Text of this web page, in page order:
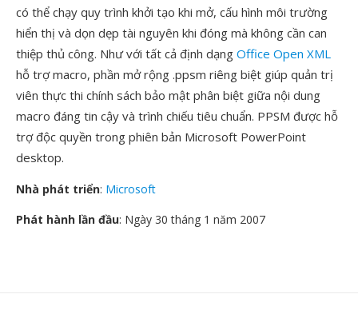
có thể chạy quy trình khởi tạo khi mở, cấu hình môi trường
hiển thị và dọn dẹp tài nguyên khi đóng mà không cần can
thiệp thủ công. Như với tất cả định dạng Office Open XML
hỗ trợ macro, phần mở rộng .ppsm riêng biệt giúp quản trị
viên thực thi chính sách bảo mật phân biệt giữa nội dung
macro đáng tin cậy và trình chiếu tiêu chuẩn. PPSM được hỗ
trợ độc quyền trong phiên bản Microsoft PowerPoint
desktop.
Nhà phát triển: Microsoft
Phát hành lần đầu: Ngày 30 tháng 1 năm 2007